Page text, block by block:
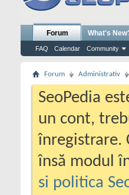
Forum
FAQ Calendar Community
What's
Forum Administrativ
SeoPedia
un cont,
înregistrare.
însă modul
si politica